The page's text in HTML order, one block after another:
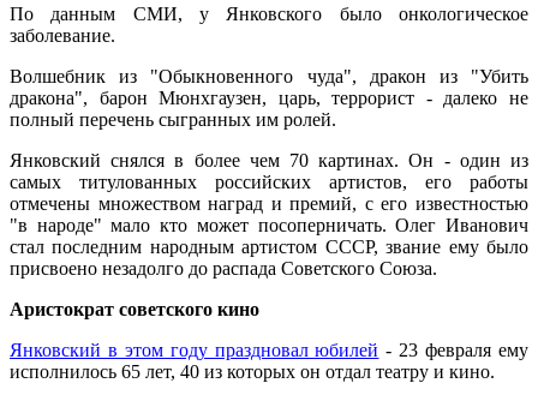
По данным СМИ, у Янковского было онкологическое
заболевание.
Волшебник из "Обыкновенного чуда", дракон из "Убить
дракона", барон Мюнхгаузен, царь, террорист - далеко не
полный перечень сыгранных им ролей.
Янковский снялся в более чем 70 картинах. Он - один из
самых титулованных российских артистов, его работы
отмечены множеством наград и премий, с его известностью
"в народе" мало кто может посоперничать. Олег Иванович
стал последним народным артистом СССР, звание ему было
присвоено незадолго до распада Советского Союза.
Аристократ советского кино
Янковский в этом году праздновал юбилей - 23 февраля ему
исполнилось 65 лет, 40 из которых он отдал театру и кино.